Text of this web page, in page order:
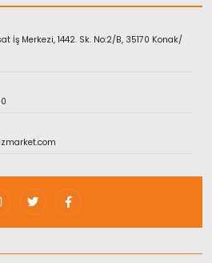
İş Merkezi, 1442. Sk. No:2/B, 35170 Konak/